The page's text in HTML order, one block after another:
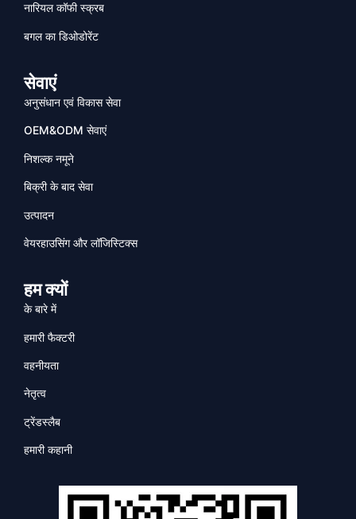
नारियल कॉफी स्क्रब
बगल का डिओडोरेंट
सेवाएं
अनुसंधान एवं विकास सेवा
OEM&ODM सेवाएं
निशल्क नमूने
बिक्री के बाद सेवा
उत्पादन
वेयरहाउसिंग और लॉजिस्टिक्स
हम क्यों
के बारे में
हमारी फैक्टरी
वहनीयता
नेतृत्व
ट्रेंडस्लैब
हमारी कहानी